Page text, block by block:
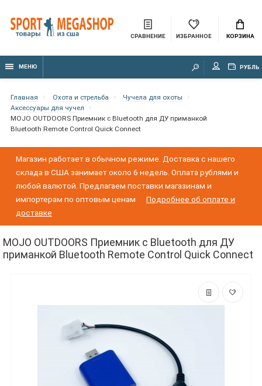
СРАВНЕНИЕ ИЗБРАННОЕ КОРЗИНА
МЕНЮ РУБЛЬ
Главная Охота и стрельба
Чучела для охоты
Аксессуары для чучел
MOJO OUTDOORS Приемник с Bluetooth для ДУ приманкой
Bluetooth Remote Control Quick Connect
Магазин работает в обычном режиме. Доставка с нашего
склада в США занимает около 6 недель. Оплата рублями и
любой валютой. Предлагаем поставки магазинам и
импортерам по оптовым ценам
Подробнее об оплате и
доставке
MOJO OUTDOORS Приемник с Bluetooth для ДУ
приманкой Bluetooth Remote Control Quick Connect